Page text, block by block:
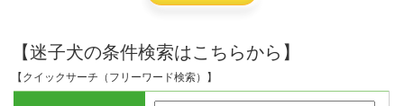
【迷子犬の条件検索はこちらから】
【クイックサーチ（フリーワード検索）】